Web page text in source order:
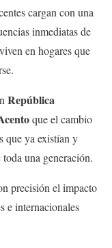
cargan con una
inmediatas de
en hogares que
República
que el cambio
que ya existían y
una generación.
precisión el impacto
e internacionales